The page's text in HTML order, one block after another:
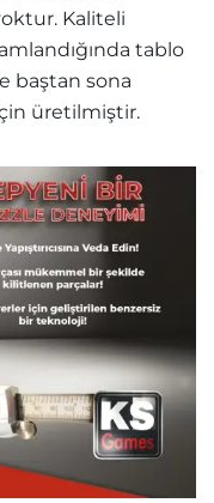
Kaliteli
tablo
baştan sona
üretilmiştir.